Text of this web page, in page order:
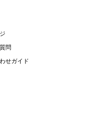
問
せガイド